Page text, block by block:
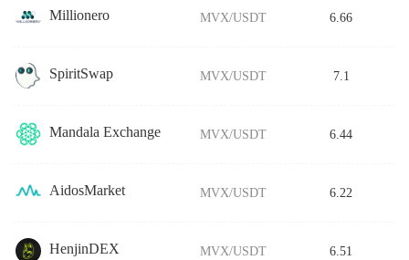
Millionero MVX/USDT 6.66
SpiritSwap MVX/USDT 7.1
Mandala Exchange MVX/USDT 6.44
AidosMarket MVX/USDT 6.22
HenjinDEX MVX/USDT 6.51